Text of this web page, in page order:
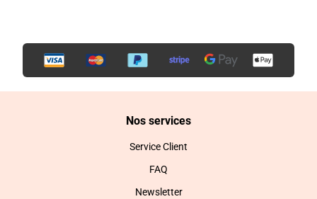
Nos services
Service Client
FAQ
Newsletter